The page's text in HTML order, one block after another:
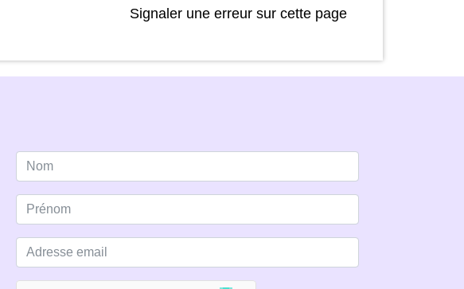
Signaler une erreur sur cette page